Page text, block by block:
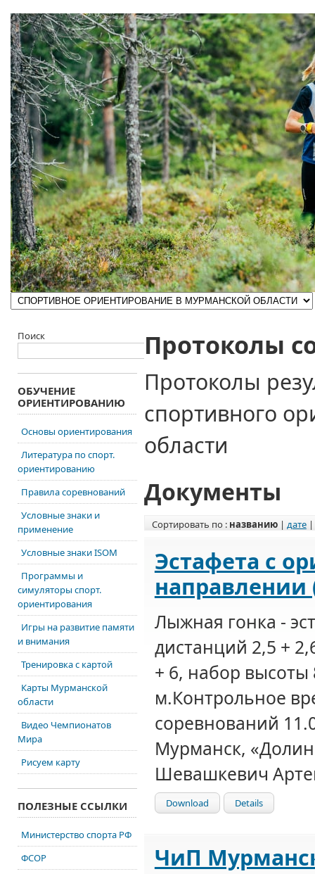
Протоколы
Протоколы
спортивного
области
Документы
Сортировать по : названию | дате|
Эстафета с
направлении
Лыжная гонка -
дистанций 2,5 +
+ 6, набор высоты
м.Контрольное
соревнований
Мурманск,
Шевашкевич
Download Details
ЧиП
Поиск
ОБУЧЕНИЕ
ОРИЕНТИРОВАНИЮ
Основы ориентирования
Литература по спорт.
ориентированию
Правила соревнований
Условные знаки и
применение
Условные знаки ISOM
Программы и
симуляторы спорт.
ориентирования
Игры на развитие памяти
и внимания
Тренировка с картой
Карты Мурманской
области
Видео Чемпионатов
Мира
Рисуем карту
ПОЛЕЗНЫЕ ССЫЛКИ
Министерство спорта РФ
ФСОР